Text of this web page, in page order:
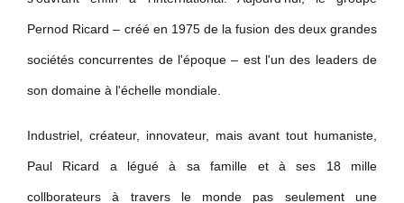
Pernod Ricard – créé en 1975 de la fusion des deux grandes
sociétés concurrentes de l'époque – est l'un des leaders de
son domaine à l'échelle mondiale.
Industriel, créateur, innovateur, mais avant tout humaniste,
Paul Ricard a légué à sa famille et à ses 18 mille
collborateurs à travers le monde pas seulement une